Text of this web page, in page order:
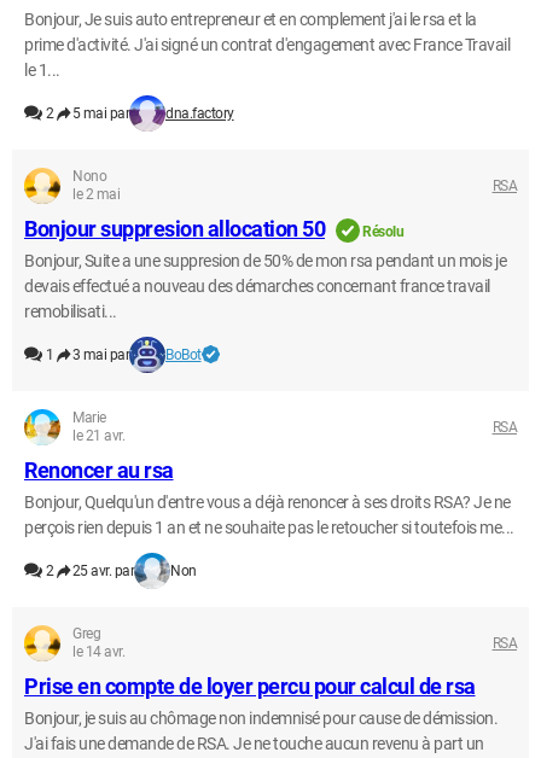
Bonjour, Je suis auto entrepreneur et en complement j'ai le rsa et la
prime d'activité. J'ai signé un contrat d'engagement avec France Travail
le 1...
2 5 mai par dna.factory
Nono
le 2 mai
RSA
Bonjour suppresion allocation 50 Résolu
Bonjour, Suite a une suppresion de 50% de mon rsa pendant un mois je
devais effectué a nouveau des démarches concernant france travail
remobilisati...
1 3 mai par BoBot
Marie
le 21 avr.
RSA
Renoncer au rsa
Bonjour, Quelqu'un d'entre vous a déjà renoncer à ses droits RSA? Je ne
perçois rien depuis 1 an et ne souhaite pas le retoucher si toutefois me...
2 25 avr. par Non
Greg
le 14 avr.
RSA
Prise en compte de loyer percu pour calcul de rsa
Bonjour, je suis au chômage non indemnisé pour cause de démission.
J'ai fais une demande de RSA. Je ne touche aucun revenu à part un